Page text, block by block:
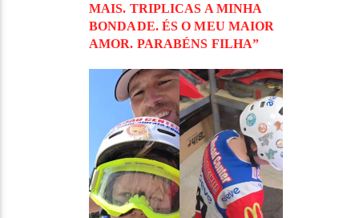
MAIS. TRIPLICAS A MINHA
BONDADE. ÉS O MEU MAIOR
AMOR. PARABÉNS FILHA”